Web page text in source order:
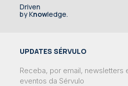
Driven
by Knowledge.
UPDATES SÉRVULO
Receba, por email, newsletters
eventos da Sérvulo